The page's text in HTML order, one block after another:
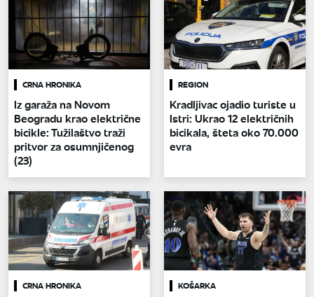
CRNA HRONIKA
Iz garaža na Novom
Beogradu krao električne
bicikle: Tužilaštvo traži
pritvor za osumnjičenog
(23)
REGION
Kradljivac ojadio turiste u
Istri: Ukrao 12 električnih
bicikala, šteta oko 70.000
evra
CRNA HRONIKA KOŠARKA